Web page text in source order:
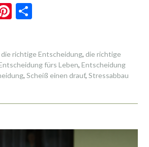
Pi
es
t
n
die richtige Entscheidung, die richtige
fürs Leben, Entscheidung
, Scheiß einen drauf, Stressabbau